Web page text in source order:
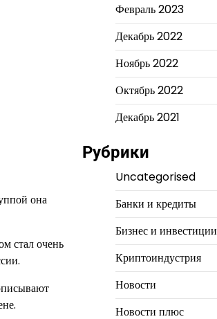
она
стал очень
Февраль 2023
Декабрь 2022
Ноябрь 2022
Октябрь 2022
Декабрь 2021
Рубрики
Uncategorised
Банки и кредиты
Бизнес и инвестиции
Криптоиндустрия
Новости
Новости плюс